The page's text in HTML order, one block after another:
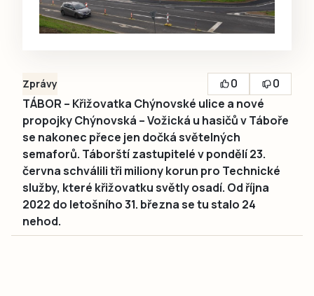
Zprávy 0
0
TÁBOR – Křižovatka Chýnovské ulice a nové
propojky Chýnovská – Vožická u hasičů v Táboře
se nakonec přece jen dočká světelných
semaforů. Táborští zastupitelé v pondělí 23.
června schválili tři miliony korun pro Technické
služby, které křižovatku světly osadí. Od října
2022 do letošního 31. března se tu stalo 24
nehod.